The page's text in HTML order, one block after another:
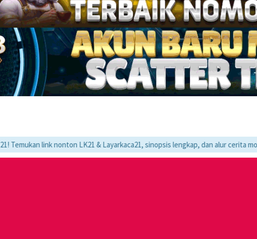
nonton LK21 & Layarkaca21, sinopsis lengkap, dan alur cerita movie